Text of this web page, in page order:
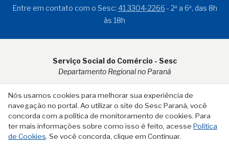
Nós usamos cookies para melhorar sua experiência de
navegação no portal. Ao utilizar o site do Sesc Paraná, você
concorda com a política de monitoramento de cookies. Para
ter mais informações sobre como isso é feito, acesse Política
de Cookies. Se você concorda, clique em Continuar.
Entre em contato com o Sesc: 41 3304-2266 - 2ª a 6ª, das 8h
às 18h
Serviço Social do Comércio - Sesc
Departamento Regional no Paraná
Rua Visconde do Rio Branco, 931 - CEP 80.410-001 - Curitiba -
PR